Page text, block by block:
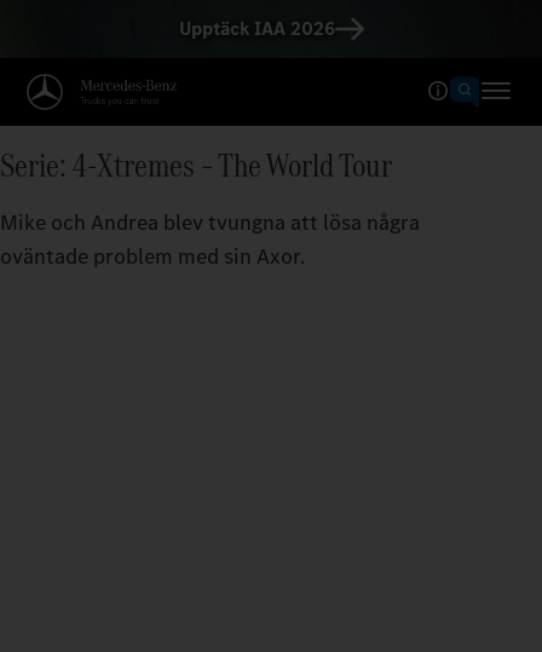
Upptäck IAA 2026
Serie: 4-Xtremes – The World Tour
Mike och Andrea blev tvungna att lösa några
oväntade problem med sin Axor.